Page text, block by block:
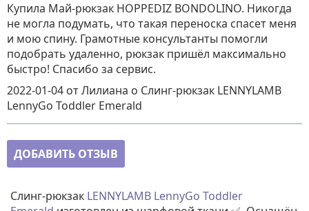
Купила Май-рюкзак HOPPEDIZ BONDOLINO. Никогда
не могла подумать, что такая переноска спасет меня
и мою спину. Грамотные консультанты помогли
подобрать удаленно, рюкзак пришёл максимально
быстро! Спасибо за сервис.
2022-01-04 от Лилиана о Слинг-рюкзак LENNYLAMB
LennyGo Toddler Emerald
ДОБАВИТЬ ОТЗЫВ
Слинг-рюкзак LENNYLAMB LennyGo Toddler